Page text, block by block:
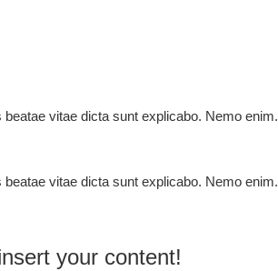
vitae dicta sunt explicabo. Nemo enim.
vitae dicta sunt explicabo. Nemo enim.
your content!